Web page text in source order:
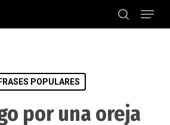
search
Menu
FRASES POPULARES
por una oreja